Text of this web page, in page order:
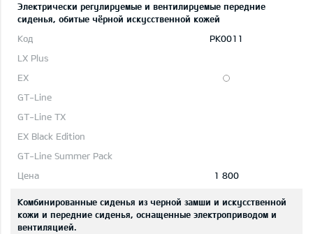
Электрически регулируемые и вентилируемые передние
сиденья, обитые чёрной искусственной кожей
PK0011
1 800
Комбинированные сиденья из черной замши и искусственной
кожи и передние сиденья, оснащенные электроприводом и
вентиляцией.